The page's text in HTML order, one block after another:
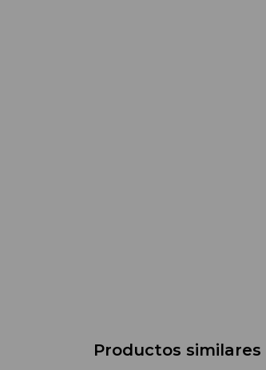
Productos similares